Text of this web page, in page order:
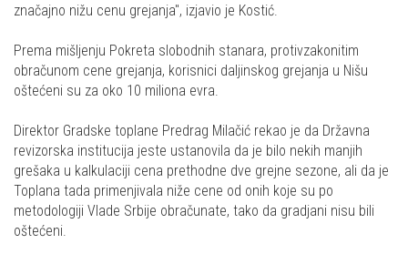
značajno nižu cenu grejanja", izjavio je Kostić.
Prema mišljenju Pokreta slobodnih stanara, protivzakonitim
obračunom cene grejanja, korisnici daljinskog grejanja u Nišu
oštećeni su za oko 10 miliona evra.
Direktor Gradske toplane Predrag Milačić rekao je da Državna
revizorska institucija jeste ustanovila da je bilo nekih manjih
grešaka u kalkulaciji cena prethodne dve grejne sezone, ali da je
Toplana tada primenjivala niže cene od onih koje su po
metodologiji Vlade Srbije obračunate, tako da gradjani nisu bili
oštećeni.